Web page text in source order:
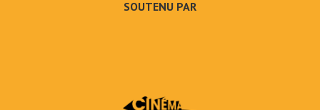
SOUTENU PAR